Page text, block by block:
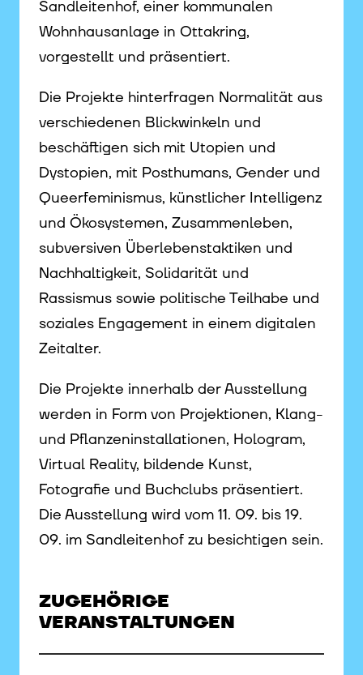
Sandleitenhof, einer kommunalen
Wohnhausanlage in Ottakring,
vorgestellt und präsentiert.
Die Projekte hinterfragen Normalität aus
verschiedenen Blickwinkeln und
beschäftigen sich mit Utopien und
Dystopien, mit Posthumans, Gender und
Queerfeminismus, künstlicher Intelligenz
und Ökosystemen, Zusammenleben,
subversiven Überlebenstaktiken und
Nachhaltigkeit, Solidarität und
Rassismus sowie politische Teilhabe und
soziales Engagement in einem digitalen
Zeitalter.
Die Projekte innerhalb der Ausstellung
werden in Form von Projektionen, Klang-
und Pflanzeninstallationen, Hologram,
Virtual Reality, bildende Kunst,
Fotografie und Buchclubs präsentiert.
Die Ausstellung wird vom 11. 09. bis 19.
09. im Sandleitenhof zu besichtigen sein.
ZUGEHÖRIGE
VERANSTALTUNGEN